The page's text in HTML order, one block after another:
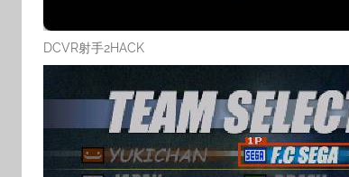
DCVR射手2HACK